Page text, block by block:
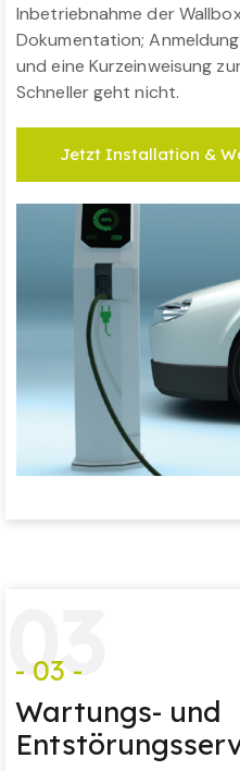
Inbetriebnahme der
Dokumentation;
und eine Kurzeinweisung
Schneller geht nicht.
Jetzt Installation &
03
- 03 -
Wartungs- und